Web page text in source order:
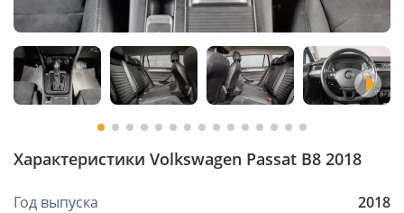
Характеристики Volkswagen Passat B8 2018
Год выпуска
2018